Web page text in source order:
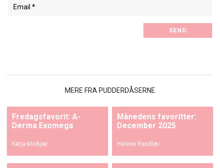
MERE FRA PUDDERDÅSERNE
Fredagsfavorit: A-
Derma Exomega
Katja Moikjær
Månedens favoritter:
December 2025
Helene Randløv